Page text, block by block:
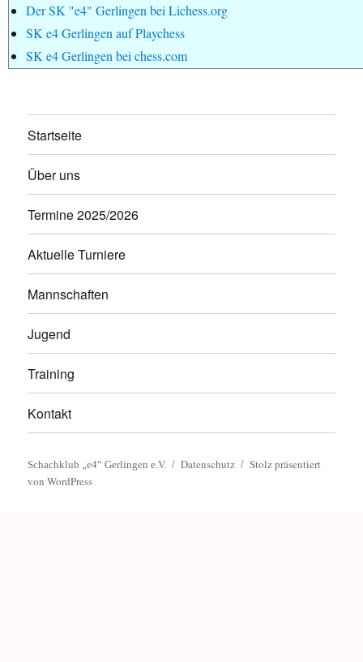
Der SK "e4" Gerlingen bei Lichess.org
SK e4 Gerlingen auf Playchess
SK e4 Gerlingen bei chess.com
Startseite
Über uns
Termine 2025/2026
Aktuelle Turniere
Mannschaften
Jugend
Training
Kontakt
Schachklub „e4“ Gerlingen e.V. Datenschutz
Stolz präsentiert
von WordPress